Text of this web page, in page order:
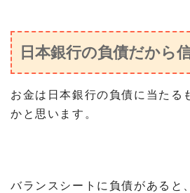
日本銀行の負債だから
お金は日本銀行の負債に当たる
かと思います。
バランスシートに負債があると